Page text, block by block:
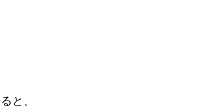
と、